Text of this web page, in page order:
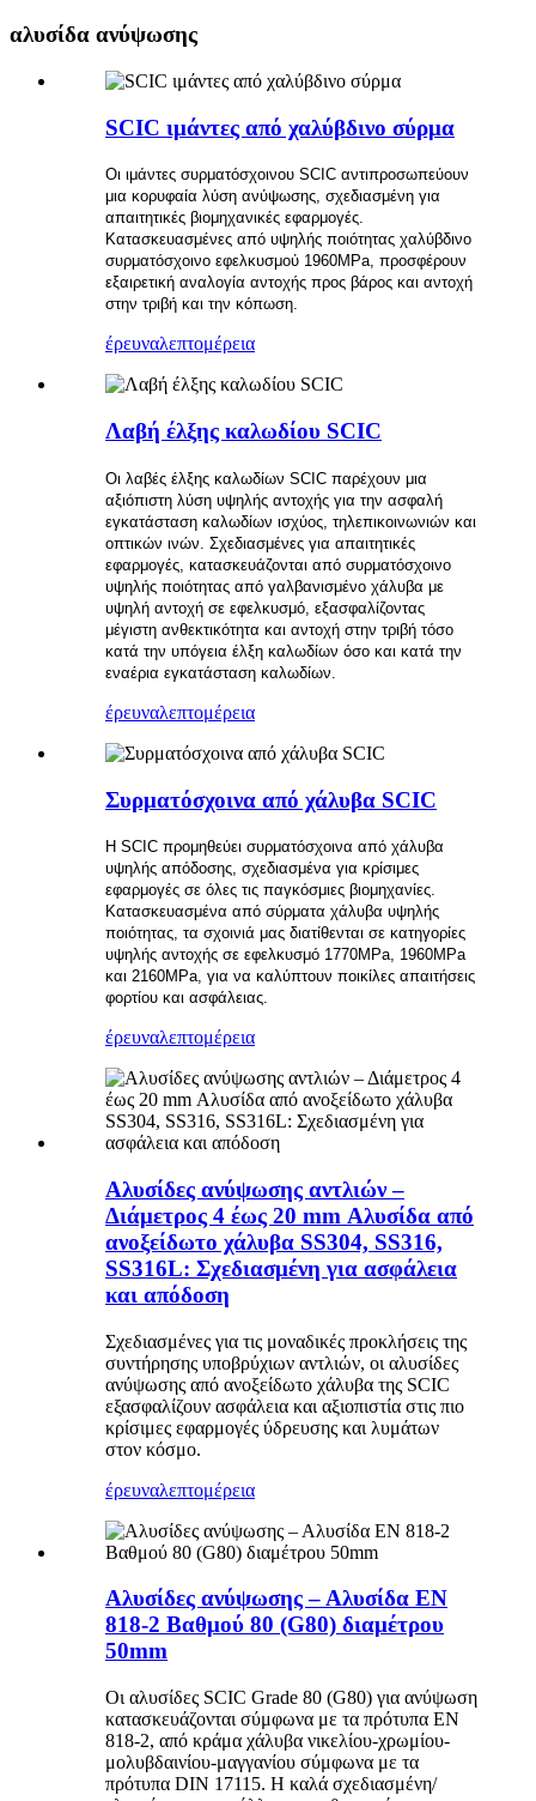
αλυσίδα ανύψωσης
SCIC ιμάντες από χαλύβδινο σύρμα
Οι ιμάντες συρματόσχοινου SCIC αντιπροσωπεύουν
μια κορυφαία λύση ανύψωσης, σχεδιασμένη για
απαιτητικές βιομηχανικές εφαρμογές.
Κατασκευασμένες από υψηλής ποιότητας χαλύβδινο
συρματόσχοινο εφελκυσμού 1960MPa, προσφέρουν
εξαιρετική αναλογία αντοχής προς βάρος και αντοχή
στην τριβή και την κόπωση.
έρευναλεπτομέρεια
Λαβή έλξης καλωδίου SCIC
Οι λαβές έλξης καλωδίων SCIC παρέχουν μια
αξιόπιστη λύση υψηλής αντοχής για την ασφαλή
εγκατάσταση καλωδίων ισχύος, τηλεπικοινωνιών και
οπτικών ινών. Σχεδιασμένες για απαιτητικές
εφαρμογές, κατασκευάζονται από συρματόσχοινο
υψηλής ποιότητας από γαλβανισμένο χάλυβα με
υψηλή αντοχή σε εφελκυσμό, εξασφαλίζοντας
μέγιστη ανθεκτικότητα και αντοχή στην τριβή τόσο
κατά την υπόγεια έλξη καλωδίων όσο και κατά την
εναέρια εγκατάσταση καλωδίων.
έρευναλεπτομέρεια
Συρματόσχοινα από χάλυβα SCIC
Η SCIC προμηθεύει συρματόσχοινα από χάλυβα
υψηλής απόδοσης, σχεδιασμένα για κρίσιμες
εφαρμογές σε όλες τις παγκόσμιες βιομηχανίες.
Κατασκευασμένα από σύρματα χάλυβα υψηλής
ποιότητας, τα σχοινιά μας διατίθενται σε κατηγορίες
υψηλής αντοχής σε εφελκυσμό 1770MPa, 1960MPa
και 2160MPa, για να καλύπτουν ποικίλες απαιτήσεις
φορτίου και ασφάλειας.
έρευναλεπτομέρεια
Αλυσίδες ανύψωσης αντλιών –
Διάμετρος 4 έως 20 mm Αλυσίδα από
ανοξείδωτο χάλυβα SS304, SS316,
SS316L: Σχεδιασμένη για ασφάλεια
και απόδοση
Σχεδιασμένες για τις μοναδικές προκλήσεις της
συντήρησης υποβρύχιων αντλιών, οι αλυσίδες
ανύψωσης από ανοξείδωτο χάλυβα της SCIC
εξασφαλίζουν ασφάλεια και αξιοπιστία στις πιο
κρίσιμες εφαρμογές ύδρευσης και λυμάτων
στον κόσμο.
έρευναλεπτομέρεια
Αλυσίδες ανύψωσης – Αλυσίδα EN
818-2 Βαθμού 80 (G80) διαμέτρου
50mm
Οι αλυσίδες SCIC Grade 80 (G80) για ανύψωση
κατασκευάζονται σύμφωνα με τα πρότυπα EN
818-2, από κράμα χάλυβα νικελίου-χρωμίου-
μολυβδαινίου-μαγγανίου σύμφωνα με τα
πρότυπα DIN 17115. Η καλά σχεδιασμένη/